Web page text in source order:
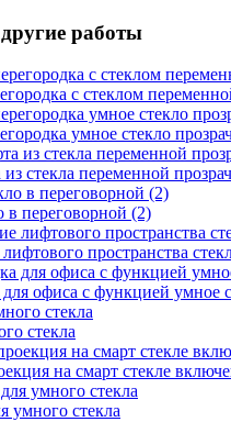
работы
с стеклом
умное стекло
стекла переменной
в переговорной (2)
пространства
офиса с функцией умное
стекла
на смарт стекле
умного стекла